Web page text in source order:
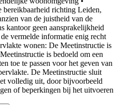
bereikbaarheid richting Leiden,
van de juistheid van de
kantoor geen aansprakelijkheid
vermelde informatie enig recht
wonen: De Meetinstructie is
is bedoeld om een
toe te passen voor het geven van
De Meetinstructie sluit
volledig uit, door bijvoorbeeld
of beperkingen bij het uitvoeren